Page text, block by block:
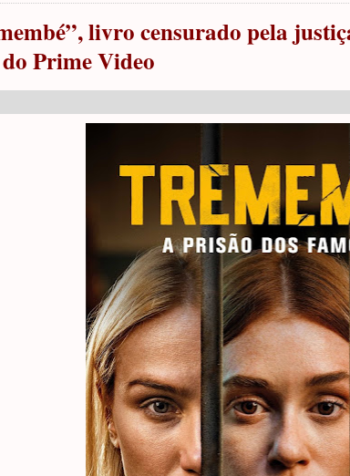
livro censurado pela
Prime Video